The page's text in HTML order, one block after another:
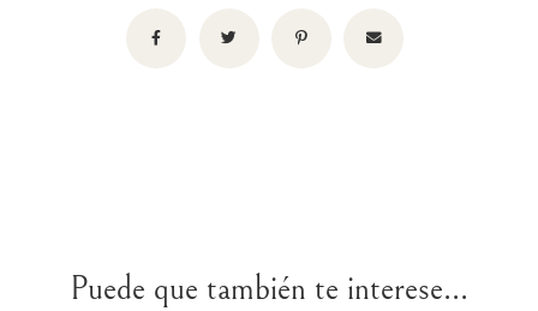
Puede que también te interese...